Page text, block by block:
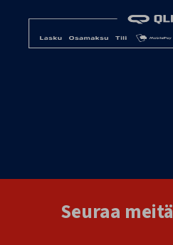
Seuraa meitä